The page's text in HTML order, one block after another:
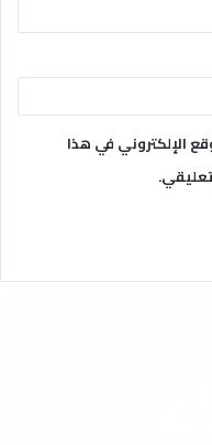
الإلكتروني في هذا